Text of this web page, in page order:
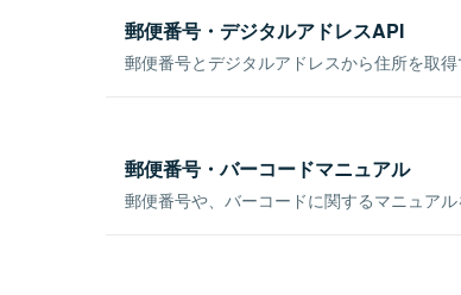
郵便番号・デジタルアドレスAPI
郵便番号とデジタルアドレスから住所を取得
郵便番号・バーコードマニュアル
郵便番号や、バーコードに関するマニュアル